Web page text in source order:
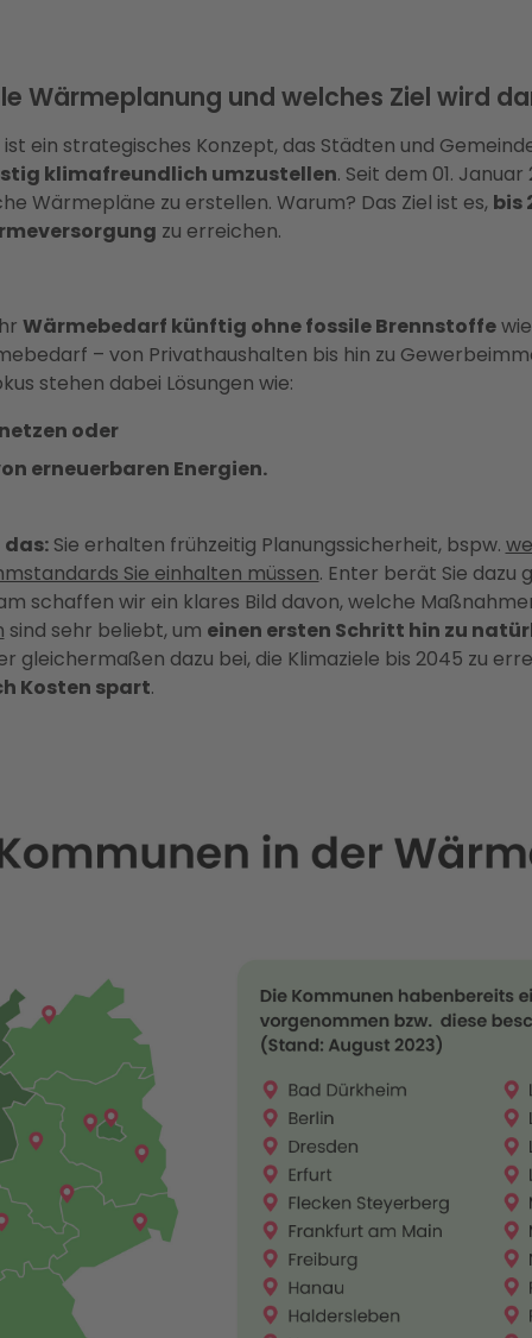
Wärmeplanung und welches Ziel wird
ein strategisches Konzept, das Städten und
klimafreundlich umzustellen. Seit dem 01.
Wärmepläne zu erstellen. Warum? Das Ziel ist es, bis
zu erreichen.
Wärmebedarf künftig ohne fossile Brennstoffe
– von Privathaushalten bis hin zu
stehen dabei Lösungen wie:
oder
erneuerbaren Energien.
Sie erhalten frühzeitig Planungssicherheit, bspw.
Sie einhalten müssen. Enter berät Sie dazu
schaffen wir ein klares Bild davon, welche
sind sehr beliebt, um einen ersten Schritt hin zu
gleichermaßen dazu bei, die Klimaziele bis 2045 zu
Kosten spart.